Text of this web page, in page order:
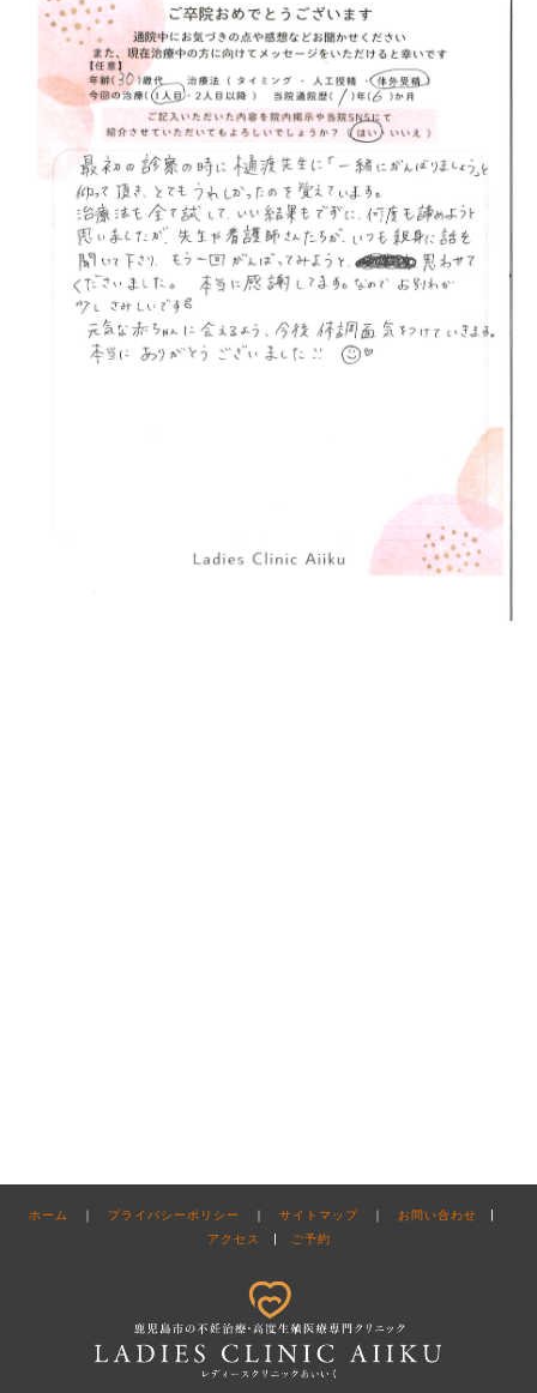
ホーム ｜ プライバシーポリシー ｜ サイトマップ ｜ お問い合わせ
アクセス
ご予約